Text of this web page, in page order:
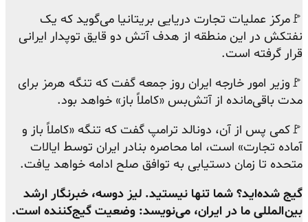
🚩مرکز عملیات تجارت دریایی بریتانیا می‌گوید که یک
نفتکش در این منطقه از هدف آتش دو قایق توپدار ایرانی
قرار گرفته است.
🚩وزیر امور خارجه ایران روز جمعه گفت که تنگه هرمز برای
مدت باقی‌مانده از آتش‌بس «کاملاً باز» خواهد بود.
🚩کمی پس از آن، دونالد ترامپ گفت که تنگه «کاملاً باز و
آماده تجارت» است، اما محاصره بنادر ایران توسط ایالات
متحده تا زمان دستیابی به توافق صلح ادامه خواهد یافت.
گیج شده‌اید؟ شما تنها نیستید. لیز دوسه، خبرنگار ارشد
بین‌المللی ما در ایران، می‌نویسد: وضعیت گیج‌کننده است.